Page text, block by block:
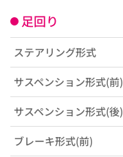
足回り
ステアリング形式
サスペンション形式(前)
サスペンション形式(後)
ブレーキ形式(前)